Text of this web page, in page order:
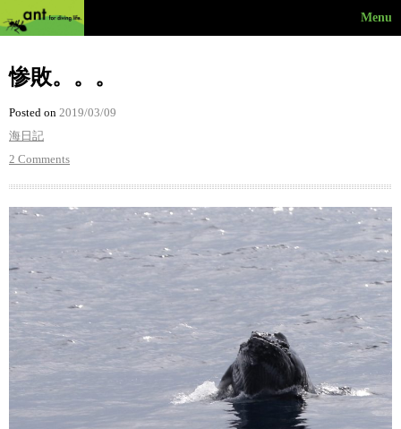
Menu
惨敗。。。
Posted on 2019/03/09
海日記
2 Comments